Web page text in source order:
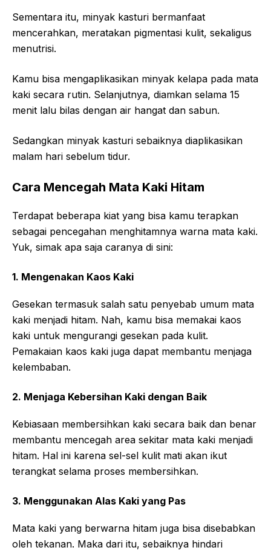
Sementara itu, minyak kasturi bermanfaat
mencerahkan, meratakan pigmentasi kulit, sekaligus
menutrisi.
Kamu bisa mengaplikasikan minyak kelapa pada mata
kaki secara rutin. Selanjutnya, diamkan selama 15
menit lalu bilas dengan air hangat dan sabun.
Sedangkan minyak kasturi sebaiknya diaplikasikan
malam hari sebelum tidur.
Cara Mencegah Mata Kaki Hitam
Terdapat beberapa kiat yang bisa kamu terapkan
sebagai pencegahan menghitamnya warna mata kaki.
Yuk, simak apa saja caranya di sini:
1. Mengenakan Kaos Kaki
Gesekan termasuk salah satu penyebab umum mata
kaki menjadi hitam. Nah, kamu bisa memakai kaos
kaki untuk mengurangi gesekan pada kulit.
Pemakaian kaos kaki juga dapat membantu menjaga
kelembaban.
2. Menjaga Kebersihan Kaki dengan Baik
Kebiasaan membersihkan kaki secara baik dan benar
membantu mencegah area sekitar mata kaki menjadi
hitam. Hal ini karena sel-sel kulit mati akan ikut
terangkat selama proses membersihkan.
3. Menggunakan Alas Kaki yang Pas
Mata kaki yang berwarna hitam juga bisa disebabkan
oleh tekanan. Maka dari itu, sebaiknya hindari